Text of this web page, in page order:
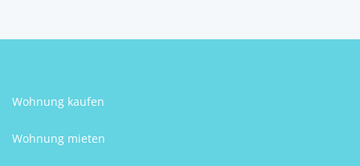
Wohnung kaufen
Wohnung mieten